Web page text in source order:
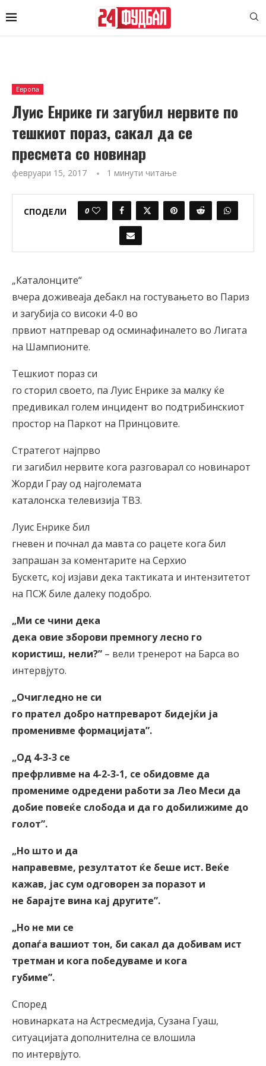
Европа
Луис Енрике ги загубил нервите по
тешкиот пораз, сакал да се
пресмета со новинар
февруари 15, 2017 1 минути читање
СПОДЕЛИ 0
„Каталонците“
вчера доживеаја дебакл на гостувањето во Париз
и загубија со високи 4-0 во
првиот натпревар од осминафиналето во Лигата
на Шампионите.
Тешкиот пораз си
го сторил своето, па Луис Енрике за малку ќе
предивикал голем инцидент во подтрибинскиот
простор на Паркот на Принцовите.
Стратегот најпрво
ги загибил нервите кога разговарал со новинарот
Жорди Грау од најголемата
каталонска телевизија ТВ3.
Луис Енрике бил
гневен и почнал да мавта со рацете кога бил
запрашан за коментарите на Серхио
Бускетс, кој изјави дека тактиката и интензитетот
на ПСЖ биле далеку подобро.
„Ми се чини дека
дека овие зборови премногу лесно го
користиш, нели?” – вели тренерот на Барса во
интервјуто.
„Очигледно не си
го прател добро натпреварот бидејќи ја
променивме формацијата”.
„Од 4-3-3 се
префрливме на 4-2-3-1, се обидовме да
промениме одредени работи за Лео Меси да
добие повеќе слобода и да го добилижиме до
голот”.
„Но што и да
направевме, резултатот ќе беше ист. Веќе
кажав, јас сум одговорен за поразот и
не барајте вина кај другите”.
„Но не ми се
допаѓа вашиот тон, би сакал да добивам ист
третман и кога победуваме и кога
губиме”.
Според
новинарката на Астресмедија, Сузана Гуаш,
ситуацијата дополнителна се влошила
по интервјуто.